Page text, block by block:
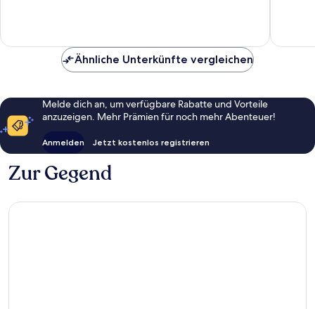
Ähnliche Unterkünfte vergleichen
Melde dich an, um verfügbare Rabatte und Vorteile
anzuzeigen. Mehr Prämien für noch mehr Abenteuer!
Anmelden Jetzt kostenlos registrieren
Zur Gegend